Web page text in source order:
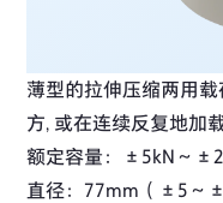
薄型的拉伸压缩两用
方, 或在连续反复地加
额定容量：±5kN～
直径：77mm（±5～